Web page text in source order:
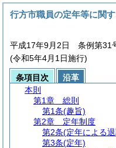
行方市職員の定年等に関
平成17年9月2日 条例第31
(令和5年4月1日施行)
条項目次
沿革
本則
第1章
総則
第1条(趣旨)
第2章
定年制度
第2条(定年による
第3条(定年)